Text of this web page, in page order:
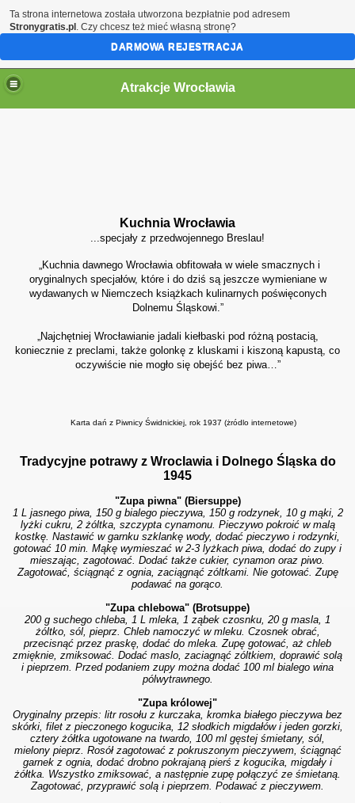
Atrakcje Wrocławia
Kuchnia Wrocławia
...specjały z przedwojennego Breslau!
„Kuchnia dawnego Wrocławia obfitowała w wiele smacznych i
oryginalnych specjałów, które i do dziś są jeszcze wymieniane w
wydawanych w Niemczech książkach kulinarnych poświęconych
Dolnemu Śląskowi.”
„Najchętniej Wrocławianie jadali kiełbaski pod różną postacią,
koniecznie z preclami, także golonkę z kluskami i kiszoną kapustą, co
oczywiście nie mogło się obejść bez piwa…”
Karta dań z Piwnicy Świdnickiej, rok 1937 (żródlo internetowe)
Tradycyjne potrawy z Wroclawia i Dolnego Śląska do
1945
"Zupa piwna" (Biersuppe)
1 L jasnego piwa, 150 g bialego pieczywa, 150 g rodzynek, 10 g mąki, 2
lyżki cukru, 2 żóltka, szczypta cynamonu. Pieczywo pokroić w malą
kostkę. Nastawić w garnku szklankę wody, dodać pieczywo i rodzynki,
gotować 10 min. Mąkę wymieszać w 2-3 lyżkach piwa, dodać do zupy i
mieszając, zagotować. Dodać także cukier, cynamon oraz piwo.
Zagotować, ściągnąć z ognia, zaciągnąć zóltkami. Nie gotować. Zupę
podawać na gorąco.
"Zupa chlebowa" (Brotsuppe)
200 g suchego chleba, 1 L mleka, 1 ząbek czosnku, 20 g masla, 1
żóltko, sól, pieprz. Chleb namoczyć w mleku. Czosnek obrać,
przecisnąć przez praskę, dodać do mleka. Zupę gotować, aż chleb
zmięknie, zmiksować. Dodać maslo, zaciagnąć zóltkiem, doprawić solą
i pieprzem. Przed podaniem zupy można dodać 100 ml bialego wina
pólwytrawnego.
"Zupa królowej"
Oryginalny przepis: litr rosołu z kurczaka, kromka białego pieczywa bez
skórki, filet z pieczonego kogucika, 12 słodkich migdałów i jeden gorzki,
cztery żółtka ugotowane na twardo, 100 ml gęstej śmietany, sól,
mielony pieprz. Rosół zagotować z pokruszonym pieczywem, ściągnąć
garnek z ognia, dodać drobno pokrajaną pierś z kogucika, migdały i
żółtka. Wszystko zmiksować, a następnie zupę połączyć ze śmietaną.
Zagotować, przyprawić solą i pieprzem. Podawać z pieczywem.
Ta strona internetowa została utworzona bezpłatnie pod adresem
Stronygratis.pl . Czy chcesz też mieć własną stronę?
DARMOWA REJESTRACJA